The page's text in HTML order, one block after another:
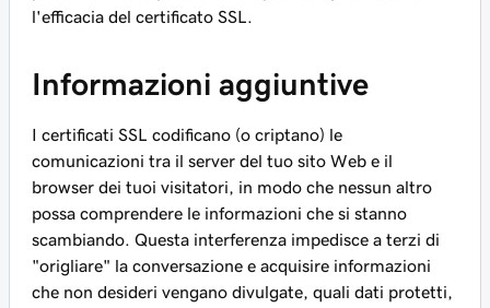
l'efficacia del certificato SSL.
Informazioni aggiuntive
I certificati SSL codificano (o criptano) le
comunicazioni tra il server del tuo sito Web e il
browser dei tuoi visitatori, in modo che nessun altro
possa comprendere le informazioni che si stanno
scambiando. Questa interferenza impedisce a terzi di
"origliare" la conversazione e acquisire informazioni
che non desideri vengano divulgate, quali dati protetti,